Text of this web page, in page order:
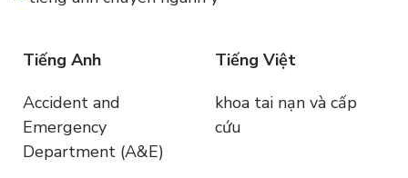
Tiếng Anh
Tiếng Việt
Accident and
Emergency
Department (A&E)
khoa tai nạn và cấp
cứu